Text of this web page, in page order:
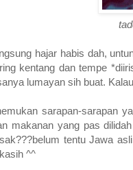
hajar habis dah,
kentang dan tempe
lumayan sih buat.
sarapan-sarapan
makanan yang pas
tentu Jawa
^^